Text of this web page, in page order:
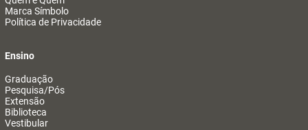
Marca Símbolo
Política de Privacidade
Ensino
Graduação
Pesquisa/Pós
Extensão
Biblioteca
Vestibular